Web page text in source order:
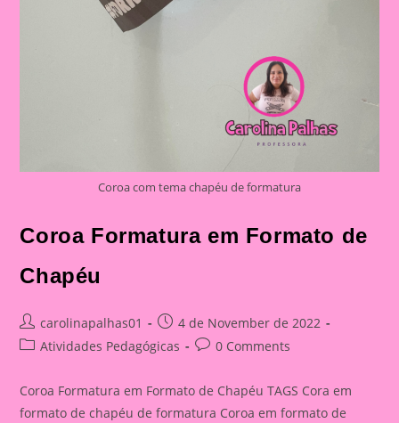
Coroa com tema chapéu de formatura
Coroa Formatura em Formato de
Chapéu
Post
author:
carolinapalhas01
Post
published:
4 de November de 2022
PostAtividades Pedagógicas
Post0 Comments
Coroa Formatura em Formato de Chapéu TAGS Cora em
formato de chapéu de formatura Coroa em formato de